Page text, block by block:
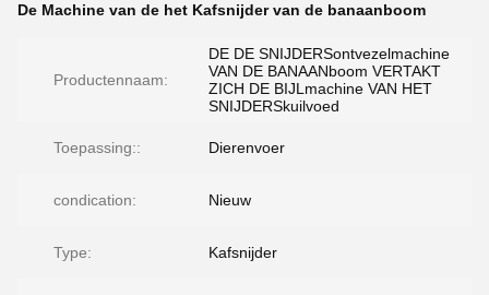
De Machine van de het Kafsnijder van de banaanboom
Productennaam:
DE DE SNIJDERSontvezelmachine
VAN DE BANAANboom VERTAKT
ZICH DE BIJLmachine VAN HET
SNIJDERSkuilvoed
Toepassing:: Dierenvoer
condication: Nieuw
Type: Kafsnijder